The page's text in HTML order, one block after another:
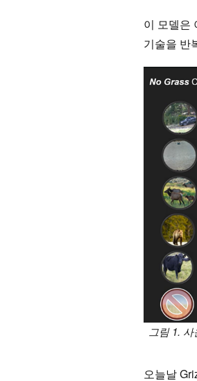
이 모델은
기술을 반
그림 1.
오늘날